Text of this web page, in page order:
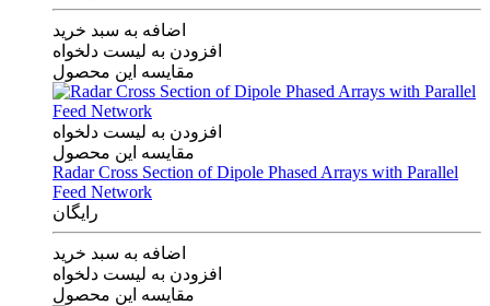
اضافه به سبد خرید
افزودن به لیست دلخواه
مقایسه این محصول
افزودن به لیست دلخواه
مقایسه این محصول
Radar Cross Section of Dipole Phased Arrays with Parallel
Feed Network
رایگان
اضافه به سبد خرید
افزودن به لیست دلخواه
مقایسه این محصول